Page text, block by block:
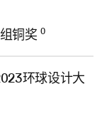
铜奖 0
环球设计大